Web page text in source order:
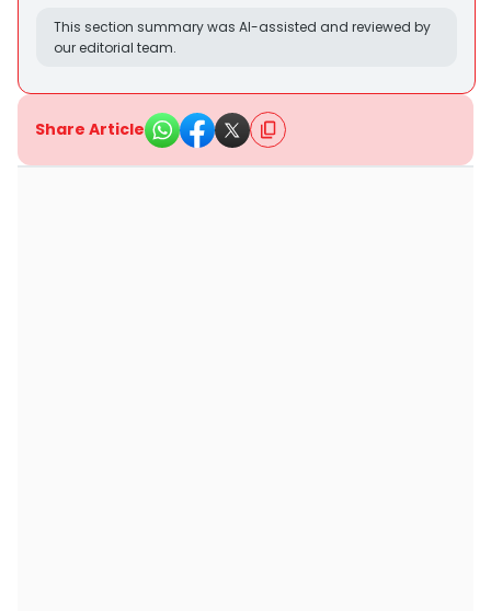
This section summary was AI-assisted and reviewed by
our editorial team.
Share Article